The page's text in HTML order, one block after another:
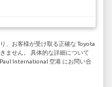
、お客様が受け取る正確な Toyota
ません。 具体的な詳細について
International 空港 にお問い合